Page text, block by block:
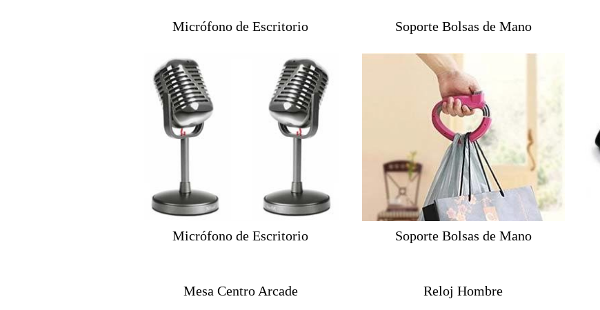
Micrófono de Escritorio
Micrófono de Escritorio
Soporte Bolsas de Mano
Soporte Bolsas de Mano
Mesa Centro Arcade Reloj Hombre